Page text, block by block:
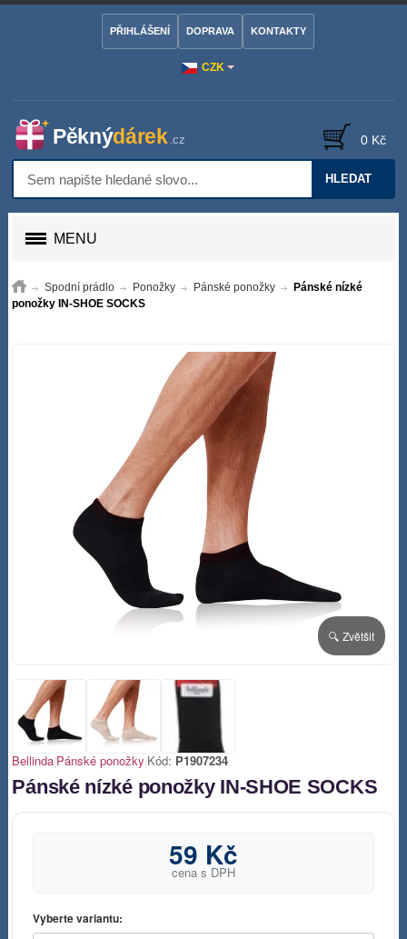
CZK
PŘIHLÁŠENÍ DOPRAVA KONTAKTY
HLEDAT
0 Kč
MENU
Spodní prádlo Ponožky Pánské ponožky
Pánské nízké
ponožky IN-SHOE SOCKS
🔍 Zvětšit
Bellinda|Pánské ponožky|Kód: P1907234
Pánské nízké ponožky IN-SHOE SOCKS
59 Kč
cena s DPH
Vyberte variantu: